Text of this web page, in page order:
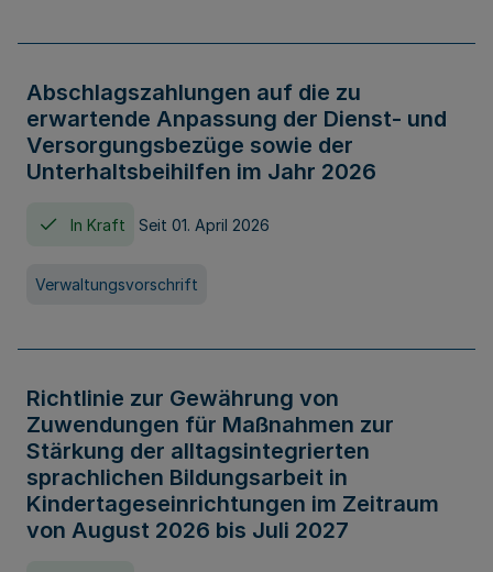
Abschlagszahlungen auf die zu
erwartende Anpassung der Dienst- und
Versorgungsbezüge sowie der
Unterhaltsbeihilfen im Jahr 2026
In Kraft Seit 01. April 2026
Verwaltungsvorschrift
Richtlinie zur Gewährung von
Zuwendungen für Maßnahmen zur
Stärkung der alltagsintegrierten
sprachlichen Bildungsarbeit in
Kindertageseinrichtungen im Zeitraum
von August 2026 bis Juli 2027